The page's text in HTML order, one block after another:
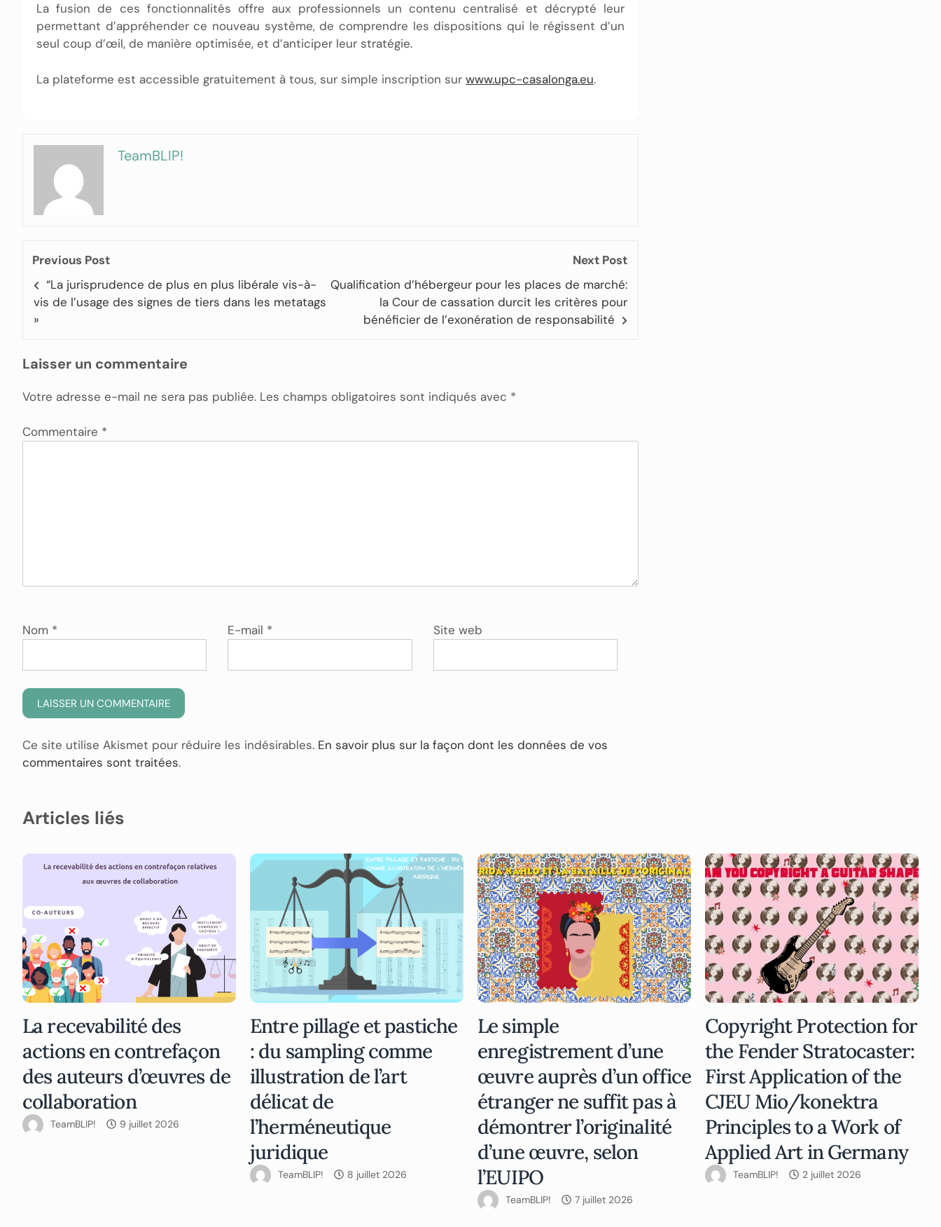
La fusion de ces fonctionnalités offre aux professionnels un contenu centralisé et décrypté leur
permettant d’appréhender ce nouveau système, de comprendre les dispositions qui le régissent d’un
seul coup d’œil, de manière optimisée, et d’anticiper leur stratégie.
La plateforme est accessible gratuitement à tous, sur simple inscription sur www.upc-casalonga.eu.
TeamBLIP!
Previous Post
“La jurisprudence de plus en plus libérale vis-à-
vis de l’usage des signes de tiers dans les metatags
»
Next Post
Qualification d’hébergeur pour les places de marché:
la Cour de cassation durcit les critères pour
bénéficier de l’exonération de responsabilité
Laisser un commentaire
Votre adresse e-mail ne sera pas publiée. Les champs obligatoires sont indiqués avec *
Commentaire *
Nom * E-mail * Site web
Ce site utilise Akismet pour réduire les indésirables. En savoir plus sur la façon dont les données de vos
commentaires sont traitées.
Articles liés
La recevabilité des
actions en contrefaçon
des auteurs d’œuvres de
collaboration
TeamBLIP! 9 juillet 2026
Entre pillage et pastiche
: du sampling comme
illustration de l’art
délicat de
l’herméneutique
juridique
TeamBLIP! 8 juillet 2026
Le simple
enregistrement d’une
œuvre auprès d’un office
étranger ne suffit pas à
démontrer l’originalité
d’une œuvre, selon
l’EUIPO
TeamBLIP! 7 juillet 2026
Copyright Protection for
the Fender Stratocaster:
First Application of the
CJEU Mio/konektra
Principles to a Work of
Applied Art in Germany
TeamBLIP! 2 juillet 2026